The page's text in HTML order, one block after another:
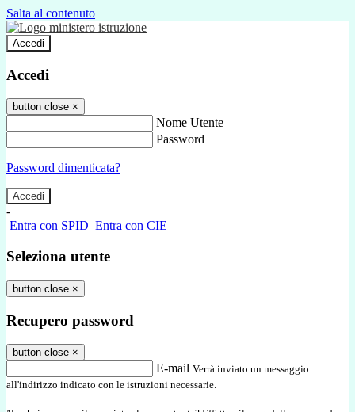
Salta al contenuto
Accedi
Accedi
button close ×
Nome Utente
Password
Password dimenticata?
-
Entra con SPID Entra con CIE
Seleziona utente
button close ×
Recupero password
button close ×
E-mail Verrà inviato un messaggio
all'indirizzo indicato con le istruzioni necessarie.